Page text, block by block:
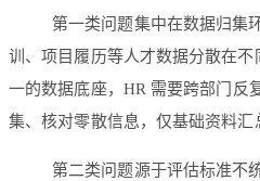
第一类问题集中在数据归集
训、项目履历等人才数据分散在
一的数据底座，HR 需要跨部门反
集、核对零散信息，仅基础资料汇
第二类问题源于评估标准不